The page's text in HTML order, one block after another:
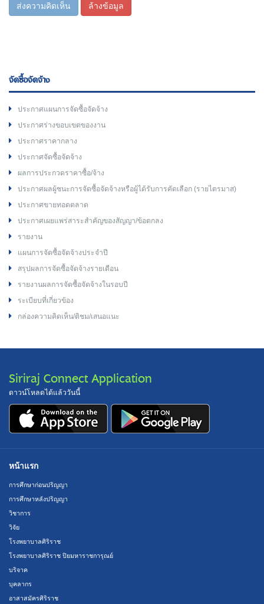
ส่งความคิดเห็น ล้างข้อมูล
จัดซื้อจัดจ้าง
ประกาศแผนการจัดซื้อจัดจ้าง
ประกาศร่างขอบเขตของงาน
ประกาศราคากลาง
ประกาศจัดซื้อจัดจ้าง
ผลการประกวดราคาซื้อ/จ้าง
ประกาศผลผู้ชนะการจัดซื้อจัดจ้างหรือผู้ได้รับการคัดเลือก (รายไตรมาส)
ประกาศขายทอดตลาด
ประกาศเผยแพร่สาระสำคัญของสัญญา/ข้อตกลง
รายงาน
แผนการจัดซื้อจัดจ้างประจำปี
สรุปผลการจัดซื้อจัดจ้างรายเดือน
รายงานผลการจัดซื้อจัดจ้างในรอบปี
ระเบียบที่เกี่ยวข้อง
กล่องความคิดเห็น/ติชม/เสนอแนะ
Siriraj Connect Application
ดาวน์โหลดได้แล้ววันนี้
หน้าแรก
การศึกษาก่อนปริญญา
การศึกษาหลังปริญญา
วิชาการ
วิจัย
โรงพยาบาลศิริราช
โรงพยาบาลศิริราช ปิยมหาราชการุณย์
บริจาค
บุคลากร
อาสาสมัครศิริราช